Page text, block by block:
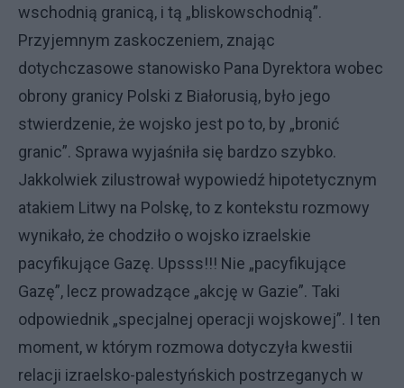
wschodnią granicą, i tą „bliskowschodnią”.
Przyjemnym zaskoczeniem, znając
dotychczasowe stanowisko Pana Dyrektora wobec
obrony granicy Polski z Białorusią, było jego
stwierdzenie, że wojsko jest po to, by „bronić
granic”. Sprawa wyjaśniła się bardzo szybko.
Jakkolwiek zilustrował wypowiedź hipotetycznym
atakiem Litwy na Polskę, to z kontekstu rozmowy
wynikało, że chodziło o wojsko izraelskie
pacyfikujące Gazę. Upsss!!! Nie „pacyfikujące
Gazę”, lecz prowadzące „akcję w Gazie”. Taki
odpowiednik „specjalnej operacji wojskowej”. I ten
moment, w którym rozmowa dotyczyła kwestii
relacji izraelsko-palestyńskich postrzeganych w